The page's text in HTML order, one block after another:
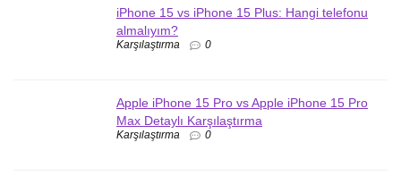
iPhone 15 vs iPhone 15 Plus: Hangi telefonu
almalıyım?
Karşılaştırma 0
Apple iPhone 15 Pro vs Apple iPhone 15 Pro
Max Detaylı Karşılaştırma
Karşılaştırma 0